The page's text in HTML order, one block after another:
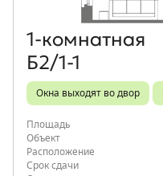
1‑комнатная
Б2/1-1
Окна выходят во двор
Площадь
Объект
Расположение
Срок сдачи